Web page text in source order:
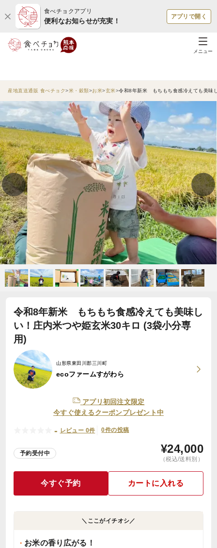
食べチョクアプリ
便利なお知らせが充実！
アプリで開く
メニュー
産地直送通販 食べチョク 米・穀類 お米 玄米 令和8年新米 もちもち食感冷えても美味
令和8年新米 もちもち食感冷えても美味し
い！庄内米つや姫玄米30キロ (3袋小分専
用)
山形県東田川郡三川町
ecoファームすがわら
アプリ初回注文限定
今すぐ使えるクーポンプレゼント中
- レビュー 0件 0件の投稿
予約受付中 ¥24,000
（税込/送料別）
今すぐ予約 カートに入れる
＼ここがイチオシ／
お米の香り広がる！